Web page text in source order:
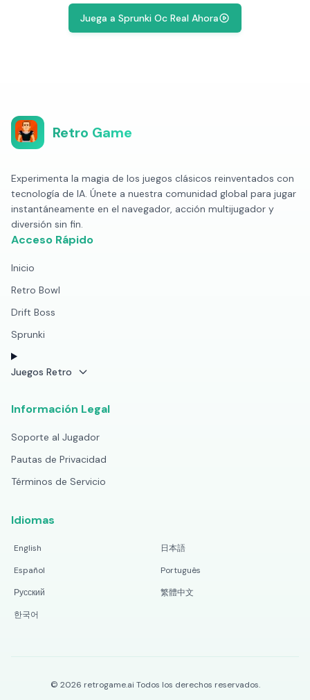
Juega a Sprunki Oc Real Ahora
Retro Game
Experimenta la magia de los juegos clásicos reinventados con
tecnología de IA. Únete a nuestra comunidad global para jugar
instantáneamente en el navegador, acción multijugador y
diversión sin fin.
Acceso Rápido
Inicio
Retro Bowl
Drift Boss
Sprunki
Juegos Retro
Información Legal
Soporte al Jugador
Pautas de Privacidad
Términos de Servicio
Idiomas
English
日本語
Español
Português
Русский
繁體中文
한국어
© 2026 retrogame.ai Todos los derechos reservados.